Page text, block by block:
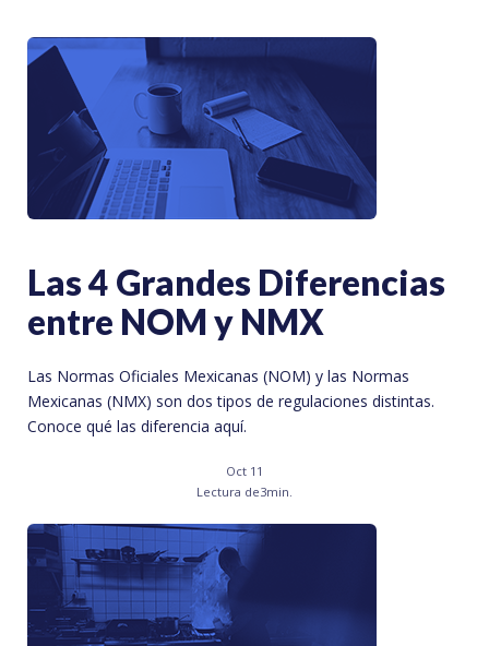
Las 4 Grandes Diferencias
entre NOM y NMX
Las Normas Oficiales Mexicanas (NOM) y las Normas
Mexicanas (NMX) son dos tipos de regulaciones distintas.
Conoce qué las diferencia aquí.
Oct 11
Lectura de3min.